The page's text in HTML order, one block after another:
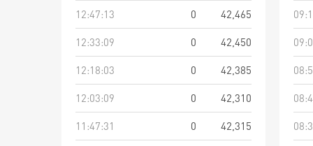
12:47:13
0
42,465
12:33:09
0
42,450
12:18:03
0
42,385
12:03:09
0
42,310
11:47:31
0
42,315